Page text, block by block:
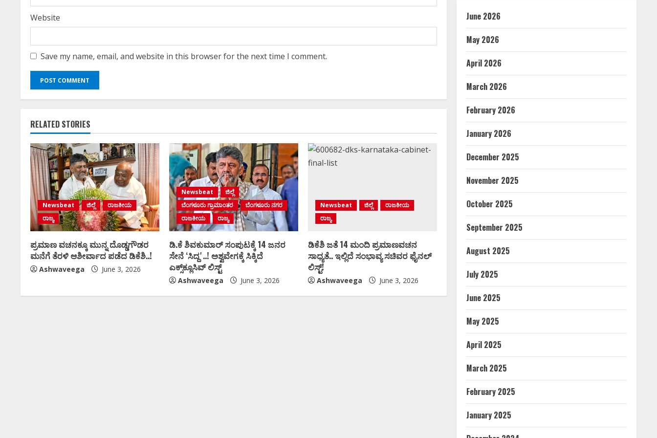
Website
Save my name, email, and website in this browser for the next time I comment.
RELATED STORIES
Newsbeat ಜಿಲ್ಲೆ
ರಾಜಕೀಯ
ರಾಜ್ಯ
ಪ್ರಮಾಣ ವಚನಕ್ಕೂ ಮುನ್ನ ದೊಡ್ಡಗೌಡರ
ಮನೆಗೆ ತೆರಳಿ ಆಶೀರ್ವಾದ ಪಡೆದ ಡಿಕೆಶಿ..!
Ashwaveega June 3, 2026
Newsbeat
ಜಿಲ್ಲೆ
ಬೆಂಗಳೂರು ಗ್ರಾಮಾಂತರ
ಬೆಂಗಳೂರು ನಗರ
ರಾಜಕೀಯ
ರಾಜ್ಯ
ಡಿ.ಕೆ ಶಿವಕುಮಾರ್‌ ಸಂಪುಟಕ್ಕೆ 14 ಜನರ
ಸೇನೆ ʻಸಿದ್ದʼ..! ಅಶ್ವವೇಗಕ್ಕೆ ಸಿಕ್ಕಿದೆ
ಎಕ್ಸ್‌ಕ್ಲೂಸಿವ್‌ ಲಿಸ್ಟ್‌
Ashwaveega June 3, 2026
Newsbeat ಜಿಲ್ಲೆ
ರಾಜಕೀಯ
ರಾಜ್ಯ
ಡಿಕೆಶಿ ಜತೆ 14 ಮಂದಿ ಪ್ರಮಾಣವಚನ
ಸಾಧ್ಯತೆ.. ಇಲ್ಲಿದೆ ಸಂಭಾವ್ಯ ಸಚಿವರ ಫೈನಲ್
ಲಿಸ್ಟ್‌!
Ashwaveega June 3, 2026
June 2026
May 2026
April 2026
March 2026
February 2026
January 2026
December 2025
November 2025
October 2025
September 2025
August 2025
July 2025
June 2025
May 2025
April 2025
March 2025
February 2025
January 2025